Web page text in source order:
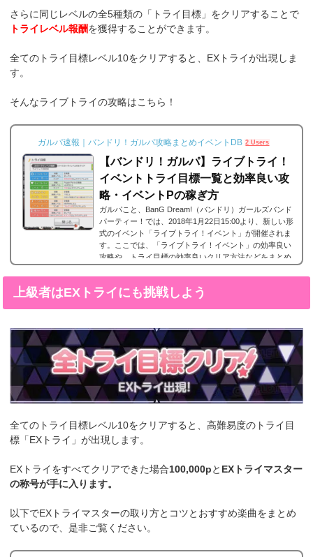
さらに同じレベルの全5種類の「トライ目標」をクリアすることで
トライレベル報酬を獲得することができます。
全てのトライ目標レベル10をクリアすると、EXトライが出現しま
す。
そんなライブトライの攻略はこちら！
ガルパ速報｜バンドリ！ガルパ攻略まとめイベントDB 2 Users
【バンドリ！ガルパ】ライブトライ！
イベントトライ目標一覧と効率良い攻
略・イベントPの稼ぎ方
ガルパこと、BanG Dream!（バンドリ）ガールズバンド
パーティー！では、2018年1月22日15:00より、新しい形
式のイベント「ライブトライ！イベント」が開催されま
す。ここでは、「ライブトライ！イベント」の効率良い
攻略や、トライ目標の効率良いクリア方法などをまとめ
題であり「スコアトライ」、「ライフトライ」、「判定
上級者はEXトライにも挑戦しよう
全てのトライ目標レベル10をクリアすると、高難易度のトライ目
標「EXトライ」が出現します。
EXトライをすべてクリアできた場合100,000pと EXトライマスター
の称号が手に入ります。
以下でEXトライマスターの取り方とコツとおすすめ楽曲をまとめ
ているので、是非ご覧ください。